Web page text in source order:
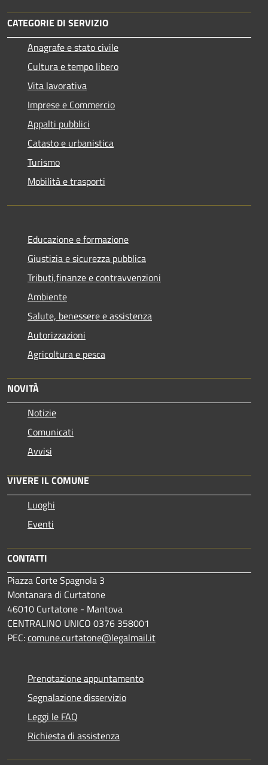
CATEGORIE DI SERVIZIO
Anagrafe e stato civile
Cultura e tempo libero
Vita lavorativa
Imprese e Commercio
Appalti pubblici
Catasto e urbanistica
Turismo
Mobilità e trasporti
Educazione e formazione
Giustizia e sicurezza pubblica
Tributi,finanze e contravvenzioni
Ambiente
Salute, benessere e assistenza
Autorizzazioni
Agricoltura e pesca
NOVITÀ
Notizie
Comunicati
Avvisi
VIVERE IL COMUNE
Luoghi
Eventi
CONTATTI
Piazza Corte Spagnola 3
Montanara di Curtatone
46010 Curtatone - Mantova
CENTRALINO UNICO 0376 358001
PEC:comune.curtatone@legalmail.it
Prenotazione appuntamento
Segnalazione disservizio
Leggi le FAQ
Richiesta di assistenza